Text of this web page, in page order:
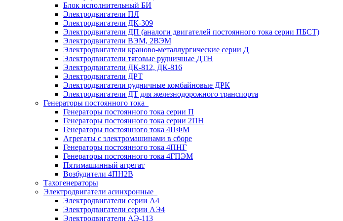
Блок исполнительный БИ
Электродвигатели ПЛ
Электродвигатели ДК-309
Электродвигатели ДП (аналоги двигателей постоянного тока серии ПБСТ)
Электродвигатели ВЭМ, 2ВЭМ
Электродвигатели краново-металлургические серии Д
Электродвигатели тяговые рудничные ДТН
Электродвигатели ДК-812, ДК-816
Электродвигатели ДРТ
Электродвигатели рудничные комбайновые ДРК
Электродвигатели ДТ для железнодорожного транспорта
Генераторы постоянного тока
Генераторы постоянного тока серии П
Генераторы постоянного тока серии 2ПН
Генераторы постоянного тока 4ПФМ
Агрегаты с электромашинами в сборе
Генераторы постоянного тока 4ПНГ
Генераторы постоянного тока 4ГПЭМ
Пятимашинный агрегат
Возбудители 4ПН2В
Тахогенераторы
Электродвигатели асинхронные
Электродвигатели серии А4
Электродвигатели серии АЭ4
Электродвигатели АЭ-113